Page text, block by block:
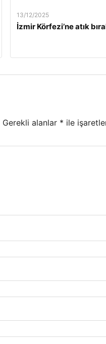
13/12/2025
İzmir Körfezi’ne atık
Gerekli alanlar * ile